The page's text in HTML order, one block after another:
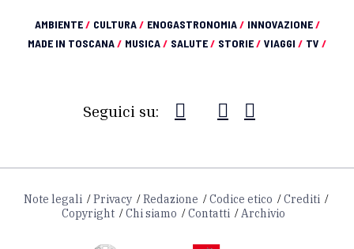
AMBIENTE/ CULTURA/ ENOGASTRONOMIA/ INNOVAZIONE/
MADE IN TOSCANA/ MUSICA/ SALUTE/ STORIE/ VIAGGI / TV /
Seguici su:
Note legali Privacy Redazione Codice etico
Crediti
Copyright
Chi siamo Contatti Archivio